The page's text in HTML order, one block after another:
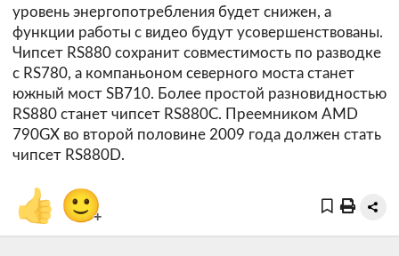
уровень энергопотребления будет снижен, а
функции работы с видео будут усовершенствованы.
Чипсет RS880 сохранит совместимость по разводке
с RS780, а компаньоном северного моста станет
южный мост SB710. Более простой разновидностью
RS880 станет чипсет RS880C. Преемником AMD
790GX во второй половине 2009 года должен стать
чипсет RS880D.
👍 🙂+